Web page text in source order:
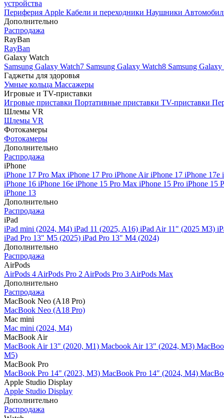
устройства
Периферия Apple Кабели и переходники Наушники
Дополнительно
Распродажа
RayBan
RayBan
Galaxy Watch
Samsung Galaxy Watch7 Samsung Galaxy Watch8 Samsung
Гаджеты для здоровья
Умные кольца Массажеры
Игровые и TV-приставки
Игровые приставки Портативные приставки TV-приставки
Шлемы VR
Шлемы VR
Фотокамеры
Фотокамеры
Дополнительно
Распродажа
iPhone
iPhone 17 Pro Max iPhone 17 Pro iPhone AiriPhone 17 iPhone 17e
iPhone 16 iPhone 16e iPhone 15 Pro Max iPhone 15 Pro iPhone 15
iPhone 13
Дополнительно
Распродажа
iPad
iPad mini (2024, M4) iPad 11 (2025, A16) iPad Air 11" (2025 M3)
iPad Pro 13" M5 (2025) iPad Pro 13" M4 (2024)
Дополнительно
Распродажа
AirPods
AirPods 4 AirPods Pro 2 AirPods Pro 3 AirPods Max
Дополнительно
Распродажа
MacBook Neo (A18 Pro)
MacBook Neo (A18 Pro)
Mac mini
Mac mini (2024, M4)
MacBook Air
MacBook Air 13" (2020, M1) Macbook Air 13" (2024, M3)
M5)
MacBook Pro
MacBook Pro 14" (2023, M3) MacBook Pro 14″ (2024, M4)
Apple Studio Display
Apple Studio Display
Дополнительно
Распродажа